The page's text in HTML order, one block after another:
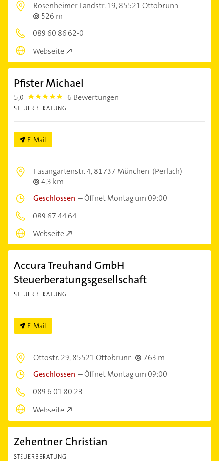
Rosenheimer Landstr. 19,85521 Ottobrunn
526 m
089 60 86 62-0
Webseite
Pfister Michael
5,0 5.0 6 Bewertungen
STEUERBERATUNG
E-Mail
Fasangartenstr. 4,81737 München (Perlach)
4,3 km
Geschlossen –Öffnet Montag um 09:00
089 67 44 64
Webseite
Accura Treuhand GmbH
Steuerberatungsgesellschaft
STEUERBERATUNG
E-Mail
Ottostr. 29,85521 Ottobrunn
763 m
Geschlossen –Öffnet Montag um 09:00
089 6 01 80 23
Webseite
Zehentner Christian
STEUERBERATUNG